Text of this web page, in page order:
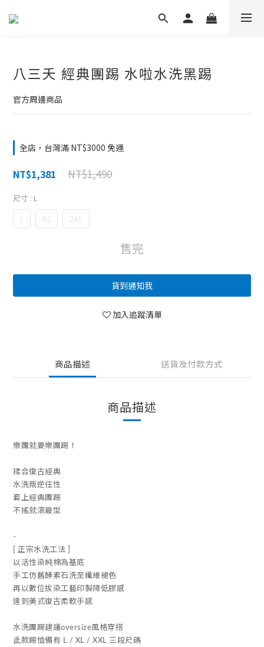
八三夭 經典團踢 水啦水洗黑踢
官方周邊商品
全店，台灣滿 NT$3000 免運
NT$1,381 NT$1,490
尺寸 : L
L XL 2XL
售完
貨到通知我
加入追蹤清單
商品描述 送貨及付款方式
商品描述
樂團就要樂團踢！
揉合復古經典
水洗叛逆任性
套上經典團踢
不搖就滾最型
-
[ 正宗水洗工法 ]
以活性染純棉為基底
手工仿舊酵素石洗至纖維褪色
再以數位拔染工藝印製降低膠感
達到美式復古柔軟手感
水洗團踢建議oversize風格穿搭
此款踢恤備有 L / XL / XXL 三段尺碼